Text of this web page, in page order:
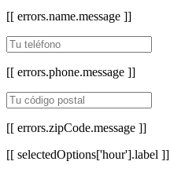
[[ errors.name.message ]]
[[ errors.phone.message ]]
[[ errors.zipCode.message ]]
[[ selectedOptions['hour'].label ]]